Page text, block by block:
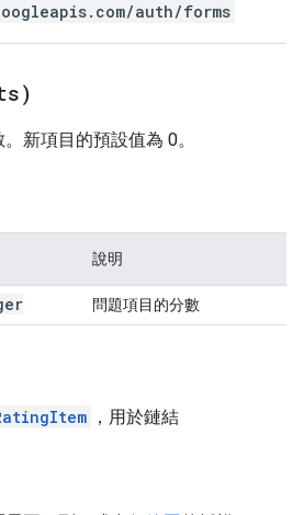
auth/forms
新項目的預設值為 0。
說明
問題項目的分數
，用於鏈結